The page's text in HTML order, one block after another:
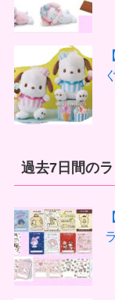
過去7日間の